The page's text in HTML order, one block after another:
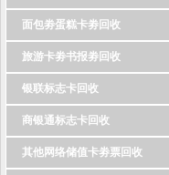
面包劵蛋糕卡劵回收
旅游卡劵书报劵回收
银联标志卡回收
商银通标志卡回收
其他网络储值卡劵票回收